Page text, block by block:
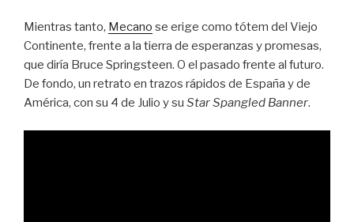
Mientras tanto, Mecano se erige como tótem del Viejo
Continente, frente a la tierra de esperanzas y promesas,
que diría Bruce Springsteen. O el pasado frente al futuro.
De fondo, un retrato en trazos rápidos de España y de
América, con su 4 de Julio y su Star Spangled Banner.